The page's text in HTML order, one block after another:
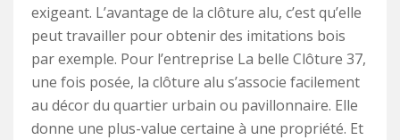
exigeant. L’avantage de la clôture alu, c’est qu’elle
peut travailler pour obtenir des imitations bois
par exemple. Pour l’entreprise La belle Clôture 37,
une fois posée, la clôture alu s’associe facilement
au décor du quartier urbain ou pavillonnaire. Elle
donne une plus-value certaine à une propriété. Et